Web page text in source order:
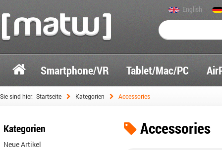
English
Smartphone/VR Tablet/Mac/PC
Sie sind hier: Startseite Kategorien Accessories
Accessories
Kategorien
Neue Artikel